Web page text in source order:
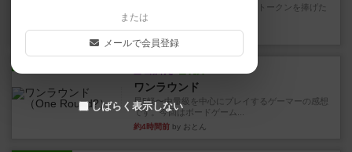
4/5点呪文を修得したり使い魔にトークンを捧げた
りして得点を増やしてい...
33分前by ワタル
ワンラウンド
星5軽〜中量級を中心にプレイするゲーマーの感想
です。今回はボードゲーム...
約4時間前 by おとん
または
メールで会員登録
しばらく表示しない